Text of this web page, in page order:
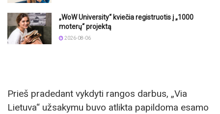
„WoW University“ kviečia registruotis į „1000
moterų“ projektą
2026-08-06
Prieš pradedant vykdyti rangos darbus, „Via
Lietuva“ užsakymu buvo atlikta papildoma esamo